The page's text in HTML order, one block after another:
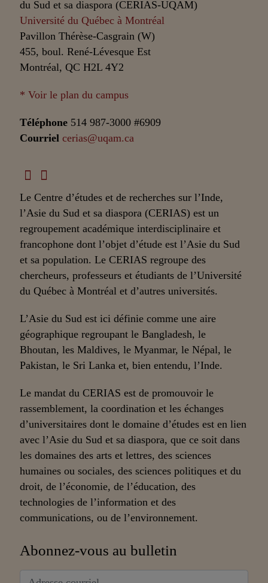
du Sud et sa diaspora (CERIAS-UQAM)
Université du Québec à Montréal
Pavillon Thérèse-Casgrain (W)
455, boul. René-Lévesque Est
Montréal, QC H2L 4Y2
* Voir le plan du campus
Téléphone 514 987-3000 #6909
Courriel cerias@uqam.ca
Le Centre d’études et de recherches sur l’Inde,
l’Asie du Sud et sa diaspora (CERIAS) est un
regroupement académique interdisciplinaire et
francophone dont l’objet d’étude est l’Asie du Sud
et sa population. Le CERIAS regroupe des
chercheurs, professeurs et étudiants de l’Université
du Québec à Montréal et d’autres universités.
L’Asie du Sud est ici définie comme une aire
géographique regroupant le Bangladesh, le
Bhoutan, les Maldives, le Myanmar, le Népal, le
Pakistan, le Sri Lanka et, bien entendu, l’Inde.
Le mandat du CERIAS est de promouvoir le
rassemblement, la coordination et les échanges
d’universitaires dont le domaine d’études est en lien
avec l’Asie du Sud et sa diaspora, que ce soit dans
les domaines des arts et lettres, des sciences
humaines ou sociales, des sciences politiques et du
droit, de l’économie, de l’éducation, des
technologies de l’information et des
communications, ou de l’environnement.
Abonnez-vous au bulletin